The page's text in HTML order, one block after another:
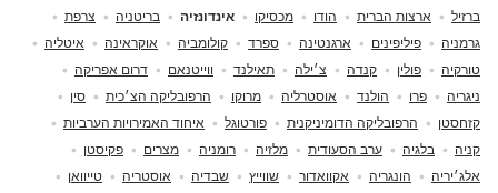
ברזיל ארצות הברית הודו מכסיקו אינדונזיה בריטניה
צרפת
גרמניה
פיליפינים ארגנטינה ספרד קולומביה אוקראינה
איטליה
טורקיה
פולין קנדה צ׳ילה תאילנד ווייטנאם
דרום אפריקה
ניגריה
פרו הולנד אוסטרליה מרוקו הרפובליקה הצ׳כית
סין
קזחסטן
הרפובליקה הדומיניקנית פורטוגל
איחוד האמירויות הערביות
קניה
בלגיה ערב הסעודית מלזיה רומניה מצרים
פקיסטן
אלג׳יריה
הונגריה אקוואדור שווייץ שבדיה אוסטריה
טייוואן